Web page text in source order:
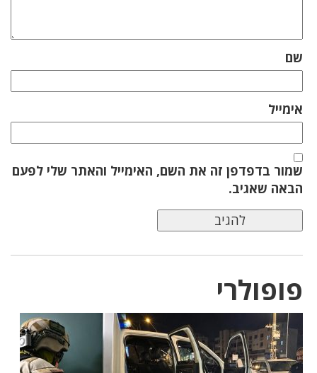
שם
אימייל
שמור בדפדפן זה את השם, האימייל והאתר שלי לפעם
הבאה שאגיב.
פופולרי